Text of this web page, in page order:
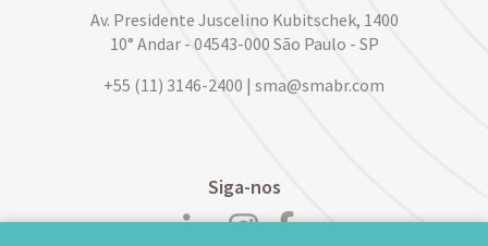
Av. Presidente Juscelino Kubitschek, 1400
10° Andar - 04543-000 São Paulo - SP
+55 (11) 3146-2400 | sma@smabr.com
Siga-nos